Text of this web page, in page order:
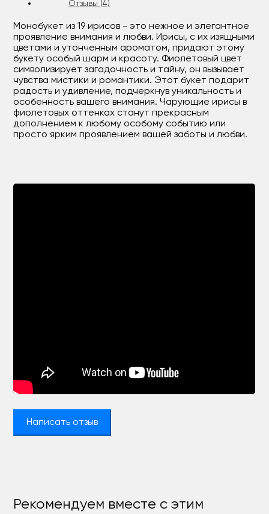
Отзывы (4)
Монобукет из 19 ирисов - это нежное и элегантное
проявление внимания и любви. Ирисы, с их изящными
цветами и утонченным ароматом, придают этому
букету особый шарм и красоту. Фиолетовый цвет
символизирует загадочность и тайну, он вызывает
чувства мистики и романтики. Этот букет подарит
радость и удивление, подчеркнув уникальность и
особенность вашего внимания. Чарующие ирисы в
фиолетовых оттенках станут прекрасным
дополнением к любому особому событию или
просто ярким проявлением вашей заботы и любви.
Написать отзыв
Рекомендуем вместе с этим